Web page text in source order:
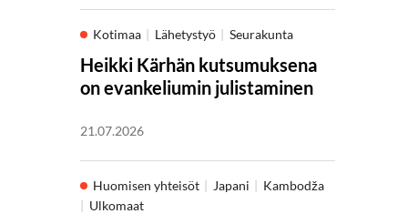
Kotimaa Lähetystyö Seurakunta
Heikki Kärhän kutsumuksena
on evankeliumin julistaminen
21.07.2026
Huomisen yhteisöt Japani
Kambodža
Ulkomaat